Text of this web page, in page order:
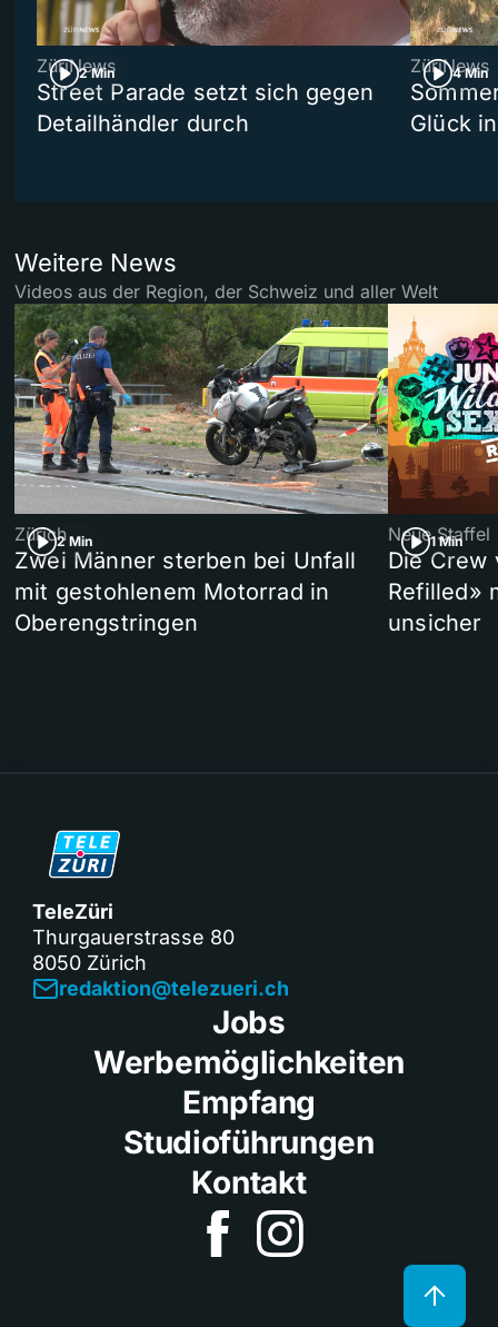
2 Min
ZüriNews
Street Parade setzt sich gegen
Detailhändler durch
4 Min
ZüriNews
Glück
Weitere News
Videos aus der Region, der Schweiz und aller Welt
2 Min
Zürich
Zwei Männer sterben bei Unfall
mit gestohlenem Motorrad in
Oberengstringen
1 Min
Neue Staffel
Die Crew
Refilled»
unsicher
TeleZüri
Thurgauerstrasse 80
8050 Zürich
redaktion@telezueri.ch
Jobs
Werbemöglichkeiten
Empfang
Studioführungen
Kontakt